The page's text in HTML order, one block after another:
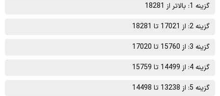
گزینه 1: بالاتر از 18281
گزینه 2: از 17021 تا 18281
گزینه 3: از 15760 تا 17020
گزینه 4: از 14499 تا 15759
گزینه 5: از 13238 تا 14498